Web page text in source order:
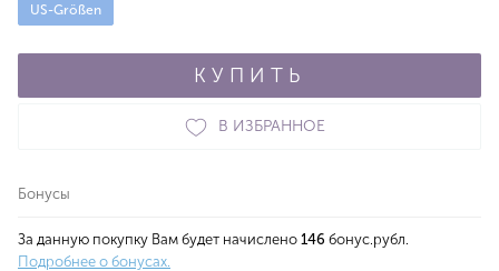
US-Größen
КУПИТЬ
В ИЗБРАННОЕ
Бонусы
За данную покупку Вам будет начислено 146 бонус.рубл.
Подробнее о бонусах.